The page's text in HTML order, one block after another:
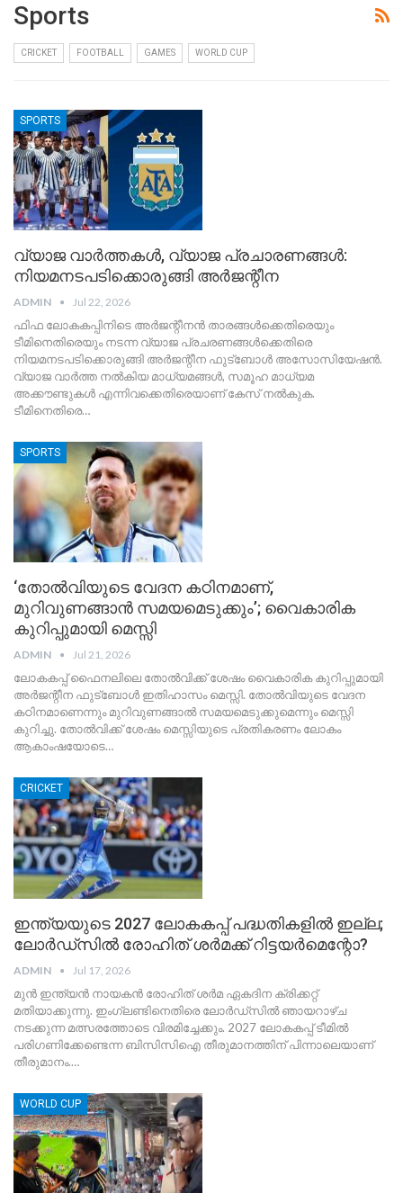
Sports
CRICKET FOOTBALL GAMES WORLD CUP
SPORTS
വ്യാജ വാർത്തകൾ, വ്യാജ പ്രചാരണങ്ങൾ:
നിയമനടപടിക്കൊരുങ്ങി അർജന്റീന
ADMIN Jul 22, 2026
ഫിഫ ലോകകപ്പിനിടെ അർജന്റീനൻ താരങ്ങൾക്കെതിരെയും
ടീമിനെതിരെയും നടന്ന വ്യാജ പ്രചരണങ്ങൾക്കെതിരെ
നിയമനടപടിക്കൊരുങ്ങി അർജന്റീന ഫുട്‌ബോൾ അസോസിയേഷൻ.
വ്യാജ വാർത്ത നൽകിയ മാധ്യമങ്ങൾ, സമൂഹ മാധ്യമ
അക്കൗണ്ടുകൾ എന്നിവക്കെതിരെയാണ് കേസ് നൽകുക.
ടീമിനെതിരെ…
SPORTS
‘തോല്‍വിയുടെ വേദന കഠിനമാണ്,
മുറിവുണങ്ങാന്‍ സമയമെടുക്കും’; വൈകാരിക
കുറിപ്പുമായി മെസ്സി
ADMIN Jul 21, 2026
ലോകകപ്പ് ഫൈനലിലെ തോല്‍വിക്ക് ശേഷം വൈകാരിക കുറിപ്പുമായി
അര്‍ജന്റീന ഫുട്‌ബോള്‍ ഇതിഹാസം മെസ്സി. തോല്‍വിയുടെ വേദന
കഠിനമാണെന്നും മുറിവുണങ്ങാല്‍ സമയമെടുക്കുമെന്നും മെസ്സി
കുറിച്ചു. തോല്‍വിക്ക് ശേഷം മെസ്സിയുടെ പ്രതികരണം ലോകം
ആകാംഷയോടെ…
CRICKET
ഇന്ത്യയുടെ 2027 ലോകകപ്പ് പദ്ധതികളില്‍ ഇല്ല;
ലോര്‍ഡ്‌സില്‍ രോഹിത് ശര്‍മക്ക് റിട്ടയര്‍മെന്റോ?
ADMIN Jul 17, 2026
മുന്‍ ഇന്ത്യന്‍ നായകന്‍ രോഹിത് ശര്‍മ ഏകദിന ക്രിക്കറ്റ്
മതിയാക്കുന്നു. ഇംഗ്ലണ്ടിനെതിരെ ലോര്‍ഡ്‌സില്‍ ഞായറാഴ്ച
നടക്കുന്ന മത്സരത്തോടെ വിരമിച്ചേക്കും. 2027 ലോകകപ്പ് ടീമില്‍
പരിഗണിക്കേണ്ടെന്ന ബിസിസിഐ തീരുമാനത്തിന് പിന്നാലെയാണ്
തീരുമാനം.…
WORLD CUP